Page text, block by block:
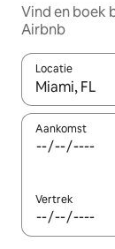
Vind en boek
Airbnb
Locatie
Wanneer er
Aankomst
Vertrek